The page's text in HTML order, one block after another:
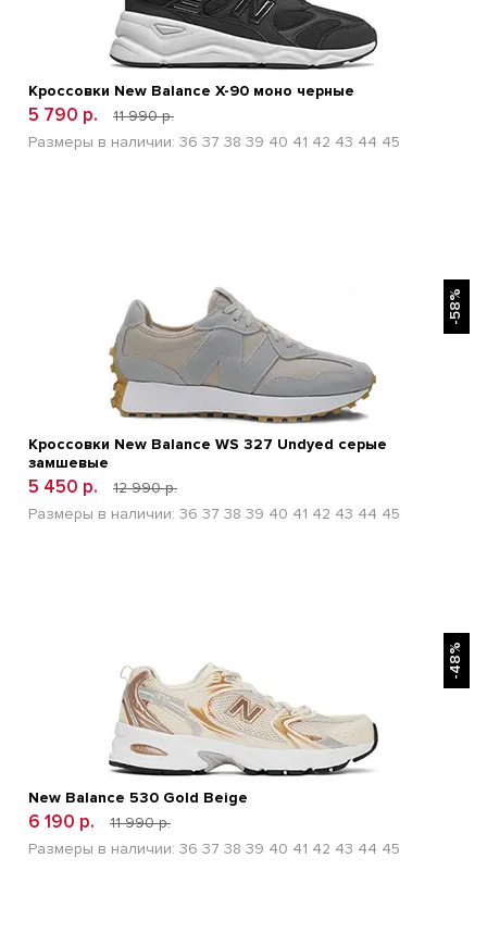
Кроссовки New Balance Х-90 моно черные
5 790 р.
11 990 р.
Размеры в наличии: 36 37 38 39 40 41 42 43 44 45
-58%
Кроссовки New Balance WS 327 Undyed серые
замшевые
5 450 р.
12 990 р.
Размеры в наличии: 36 37 38 39 40 41 42 43 44 45
-48%
New Balance 530 Gold Beige
6 190 р.
11 990 р.
Размеры в наличии: 36 37 38 39 40 41 42 43 44 45